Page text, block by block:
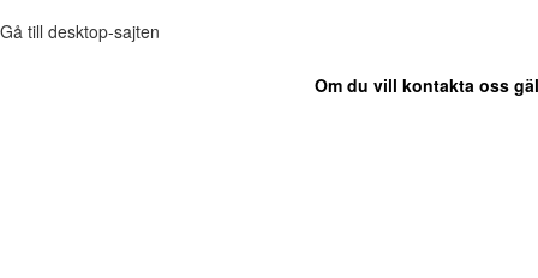
Gå till desktop-sajten
Om du vill kontakta oss